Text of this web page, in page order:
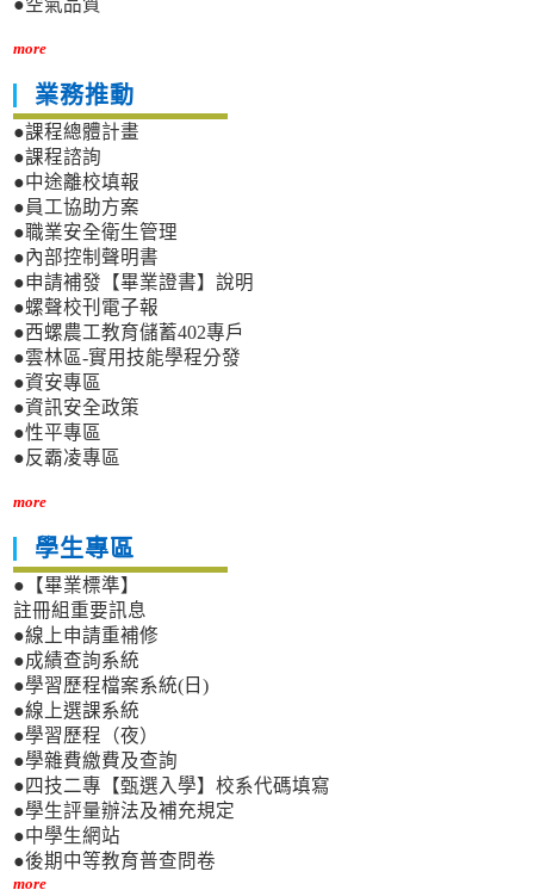
●空氣品質
more
業務推動
●課程總體計畫
●課程諮詢
●中途離校填報
●員工協助方案
●職業安全衛生管理
●內部控制聲明書
●申請補發【畢業證書】說明
●螺聲校刊電子報
●西螺農工教育儲蓄402專戶
●雲林區-實用技能學程分發
●資安專區
●資訊安全政策
●性平專區
●反霸凌專區
more
學生專區
●【畢業標準】
註冊組重要訊息
●線上申請重補修
●成績查詢系統
●學習歷程檔案系統(日)
●線上選課系統
●學習歷程（夜）
●學雜費繳費及查詢
●四技二專【甄選入學】校系代碼填寫
●學生評量辦法及補充規定
●中學生網站
●後期中等教育普查問卷
more